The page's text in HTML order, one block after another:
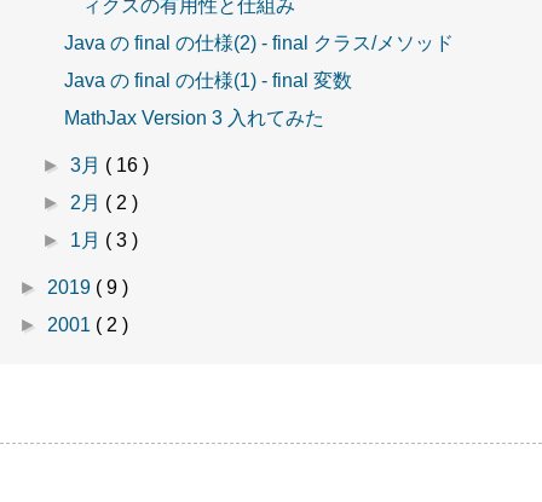
ィクスの有用性と仕組み
Java の final の仕様(2) - final クラス/メソッド
Java の final の仕様(1) - final 変数
MathJax Version 3 入れてみた
►3月 ( 16 )
► 2月 ( 2 )
► 1月 ( 3 )
► 2019 ( 9 )
► 2001 ( 2 )